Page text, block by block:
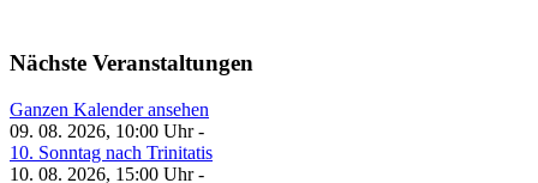
Nächste Veranstaltungen
Ganzen Kalender ansehen
09. 08. 2026, 10:00 Uhr -
10. Sonntag nach Trinitatis
10. 08. 2026, 15:00 Uhr -